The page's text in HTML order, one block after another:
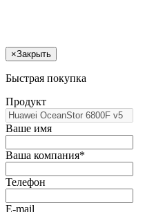
×Закрыть
Быстрая покупка
Продукт
Ваше имя
Ваша компания*
Телефон
E-mail